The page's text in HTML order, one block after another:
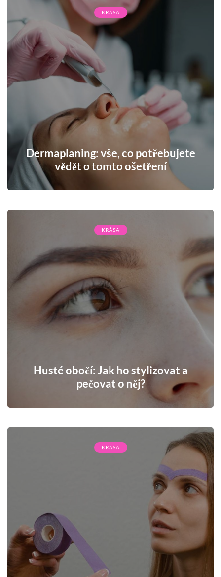
KRÁSA
Dermaplaning: vše, co potřebujete
vědět o tomto ošetření
KRÁSA
Husté obočí: Jak ho stylizovat a
pečovat o něj?
KRÁSA